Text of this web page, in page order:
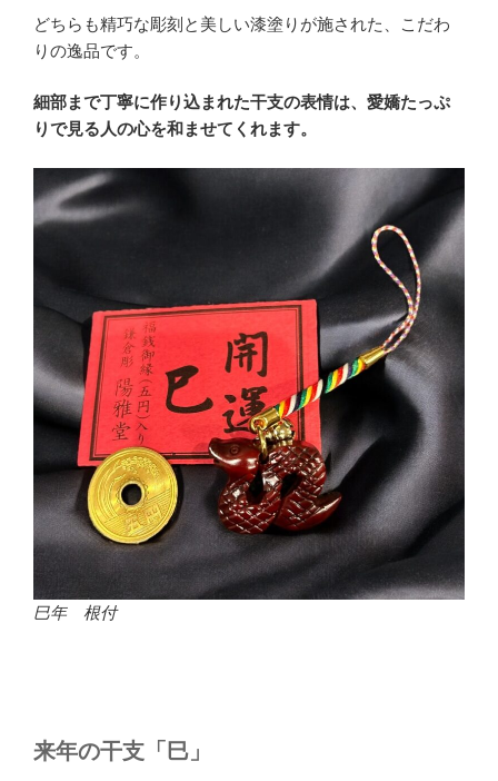
どちらも精巧な彫刻と美しい漆塗りが施された、こだわ
りの逸品です。
細部まで丁寧に作り込まれた干支の表情は、愛嬌たっぷ
りで見る人の心を和ませてくれます。
巳年 根付
来年の干支「巳」